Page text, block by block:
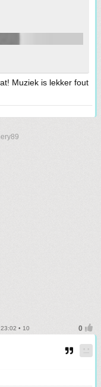
Muziek is lekker fout
• 10